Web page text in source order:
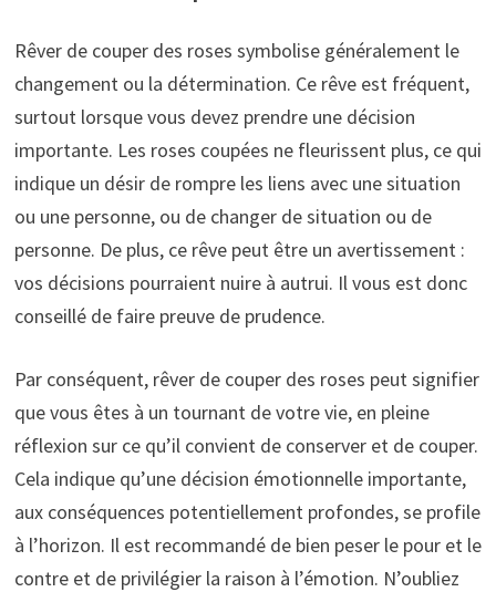
Rêver de couper des roses symbolise généralement le
changement ou la détermination. Ce rêve est fréquent,
surtout lorsque vous devez prendre une décision
importante. Les roses coupées ne fleurissent plus, ce qui
indique un désir de rompre les liens avec une situation
ou une personne, ou de changer de situation ou de
personne. De plus, ce rêve peut être un avertissement :
vos décisions pourraient nuire à autrui. Il vous est donc
conseillé de faire preuve de prudence.
Par conséquent, rêver de couper des roses peut signifier
que vous êtes à un tournant de votre vie, en pleine
réflexion sur ce qu’il convient de conserver et de couper.
Cela indique qu’une décision émotionnelle importante,
aux conséquences potentiellement profondes, se profile
à l’horizon. Il est recommandé de bien peser le pour et le
contre et de privilégier la raison à l’émotion. N’oubliez